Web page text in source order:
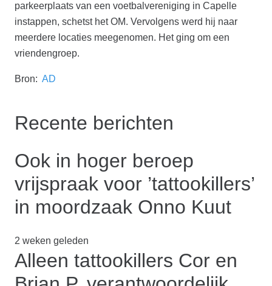
parkeerplaats van een voetbalvereniging in Capelle
instappen, schetst het OM. Vervolgens werd hij naar
meerdere locaties meegenomen. Het ging om een
vriendengroep.
Bron: AD
Recente berichten
Ook in hoger beroep
vrijspraak voor ’tattookillers’
in moordzaak Onno Kuut
2 weken geleden
Alleen tattookillers Cor en